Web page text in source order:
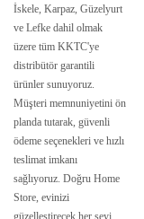
İskele, Karpaz, Güzelyurt
ve Lefke dahil olmak
üzere tüm KKTC'ye
distribütör garantili
ürünler sunuyoruz.
Müşteri memnuniyetini ön
planda tutarak, güvenli
ödeme seçenekleri ve hızlı
teslimat imkanı
sağlıyoruz. Doğru Home
Store, evinizi
güzelleştirecek her şeyi